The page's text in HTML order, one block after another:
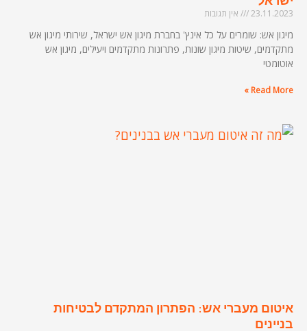
23.11.2023 אין תגובות
מיגון אש: שומרים על כל אינץ' בחברת מיגון אש ישראל, שירותי מיגון אש
מתקדמים, שיטות מיגון שונות, פתרונות מתקדמים ויעילים, מיגון אש
אוטומטי
Read More »
איטום מעברי אש: הפתרון המתקדם לבטיחות
בניינים